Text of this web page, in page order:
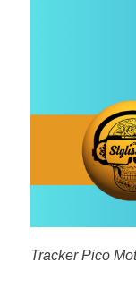
Tracker Pico